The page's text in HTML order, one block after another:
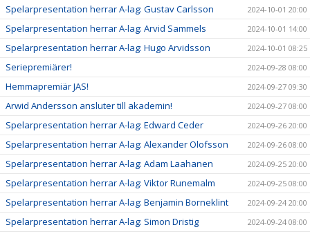
Spelarpresentation herrar A-lag: Gustav Carlsson 2024-10-01 20:00
Spelarpresentation herrar A-lag: Arvid Sammels 2024-10-01 14:00
Spelarpresentation herrar A-lag: Hugo Arvidsson 2024-10-01 08:25
Seriepremiärer! 2024-09-28 08:00
Hemmapremiär JAS! 2024-09-27 09:30
Arwid Andersson ansluter till akademin! 2024-09-27 08:00
Spelarpresentation herrar A-lag: Edward Ceder 2024-09-26 20:00
Spelarpresentation herrar A-lag: Alexander Olofsson 2024-09-26 08:00
Spelarpresentation herrar A-lag: Adam Laahanen 2024-09-25 20:00
Spelarpresentation herrar A-lag: Viktor Runemalm 2024-09-25 08:00
Spelarpresentation herrar A-lag: Benjamin Borneklint 2024-09-24 20:00
Spelarpresentation herrar A-lag: Simon Dristig 2024-09-24 08:00